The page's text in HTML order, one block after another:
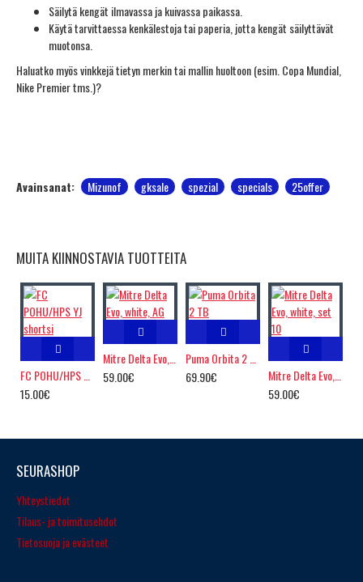
Säilytä kengät ilmavassa ja kuivassa paikassa.
Käytä tarvittaessa kenkälestoja tai paperia, jotta kengät säilyttävät
muotonsa.
Haluatko myös vinkkejä tietyn merkin tai mallin huoltoon (esim. Copa Mundial,
Nike Premier tms.)?
Avainsanat: Mizunof gksale spezial specials 25offer
MUITA KIINNOSTAVIA TUOTTEITA
15.00€
59.00€
69.90€
59.00€
SEURASHOP
Yhteystiedot
Tilaus- ja toimitusehdot
Tietosuoja ja evästeet